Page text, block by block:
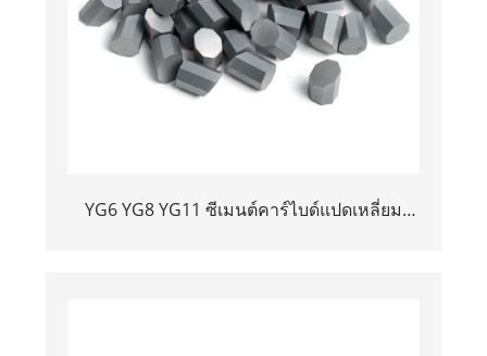
YG6 YG8 YG11 ซีเมนต์คาร์ไบด์แปดเหลี่ยม